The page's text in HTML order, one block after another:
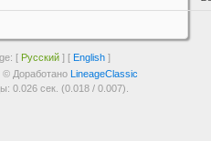
[ Русский ] [ English ]
Доработано LineageClassic
0.026 сек. (0.018 / 0.007).